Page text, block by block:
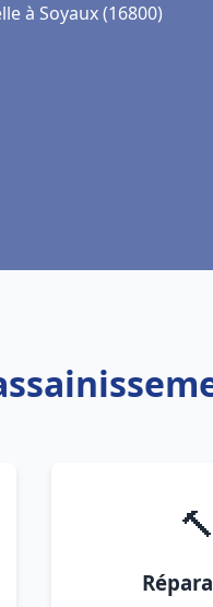
à Soyaux (16800)
🔨